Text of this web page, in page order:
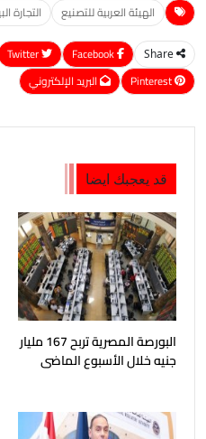
الهيئة العربية للتصنيع التجارة
Share
Pinterest
البريد الإلكتروني
قد يعجبك ايضا
البورصة المصرية تربح 167 مليار
جنيه خلال الأسبوع الماضى